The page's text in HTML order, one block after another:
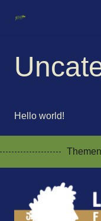
Hello world!